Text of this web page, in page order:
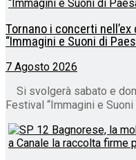
Tornano i concerti
“Immagini e Suoni di
7 Agosto 2026
Si svolgerà sabato e
Festival “Immagini e Suoni